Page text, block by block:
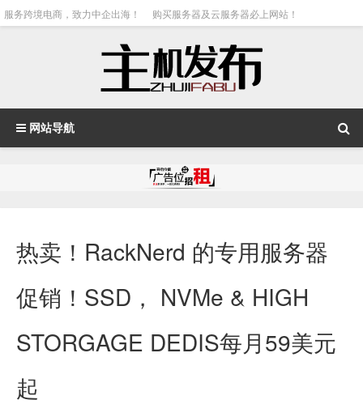
服务跨境电商，致力中企出海！ 购买服务器及云服务器必上网站！
网站导航
热卖！RackNerd 的专用服务器
促销！SSD， NVMe & HIGH
STORGAGE DEDIS每月59美元
起